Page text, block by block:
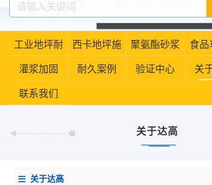
工业地坪耐
久性资产管
理
西卡地坪施
工
聚氨酯砂浆
地坪
食品
灌浆加固 耐久案例 验证中心 关
联系我们
关于达高
关于达高